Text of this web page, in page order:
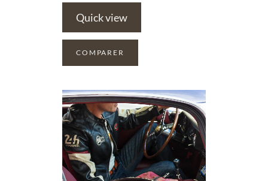
Quick view
COMPARER
ADD TO WISHLIST